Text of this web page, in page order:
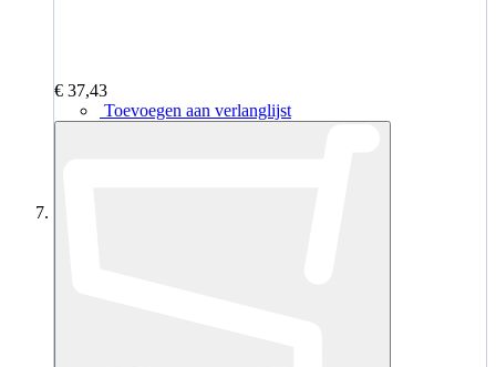
€ 37,43
Toevoegen aan verlanglijst